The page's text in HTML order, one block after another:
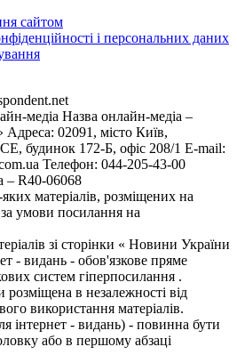
сайтом
і персональних даних
медіа Назва онлайн-медіа –
Адреса: 02091, місто Київ,
172-Б, офіс 208/1 E-mail:
Телефон: 044-205-43-00
– R40-06068
матеріалів, розміщених на
за умови посилання на
зі сторінки « Новини України
- видань - обов'язкове пряме
систем гіперпосилання .
в незалежності від
використання матеріалів.
інтернет - видань) - повинна бути
або в першому абзаці